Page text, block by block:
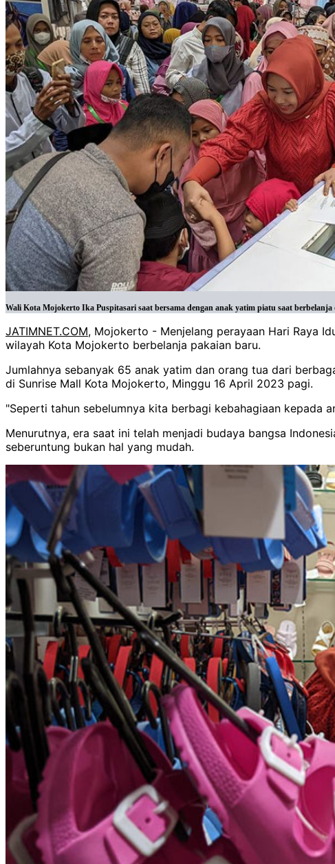
Wali Kota Mojokerto Ika Puspitasari saat bersama dengan anak yatim piatu saat
JATIMNET.COM, Mojokerto - Menjelang perayaan Hari Raya
wilayah Kota Mojokerto berbelanja pakaian baru.
Jumlahnya sebanyak 65 anak yatim dan orang tua dari
di Sunrise Mall Kota Mojokerto, Minggu 16 April 2023 pagi.
"Seperti tahun sebelumnya kita berbagi kebahagiaan kepada
Menurutnya, era saat ini telah menjadi budaya bangsa
seberuntung bukan hal yang mudah.